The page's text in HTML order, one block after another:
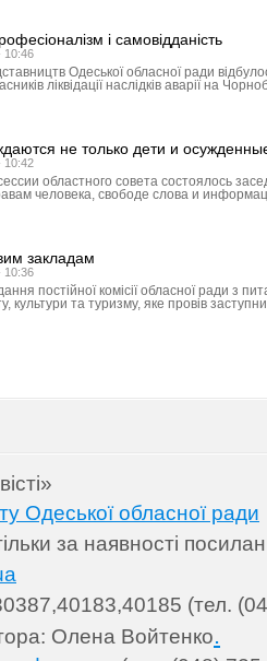
і самовідданість
10:46
Одеської обласної ради
ліквідації наслідків аварії на
не только дети и
10:42
областного совета состоялось
человека, свободе слова и
закладам
10:36
постійної комісії обласної ради з
культури та туризму, яке провів
Одеської обласної ради
ільки за наявності
387,40183,40185 (тел.
Олена Войтенко.